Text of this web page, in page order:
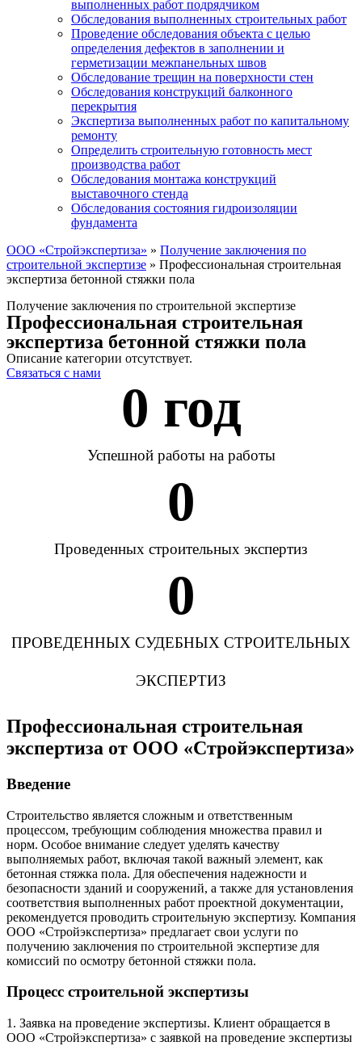
выполненных работ подрядчиком
Обследования выполненных строительных работ
Проведение обследования объекта с целью
определения дефектов в заполнении и
герметизации межпанельных швов
Обследование трещин на поверхности стен
Обследования конструкций балконного
перекрытия
Экспертиза выполненных работ по капитальному
ремонту
Определить строительную готовность мест
производства работ
Обследования монтажа конструкций
выставочного стенда
Обследования состояния гидроизоляции
фундамента
ООО «Стройэкспертиза» » Получение заключения по
строительной экспертизе » Профессиональная строительная
экспертиза бетонной стяжки пола
Получение заключения по строительной экспертизе
Профессиональная строительная
экспертиза бетонной стяжки пола
Описание категории отсутствует.
Связаться с нами
0 год
Успешной работы на работы
0
Проведенных строительных экспертиз
0
ПРОВЕДЕННЫХ СУДЕБНЫХ СТРОИТЕЛЬНЫХ
ЭКСПЕРТИЗ
Профессиональная строительная
экспертиза от ООО «Стройэкспертиза»
Введение
Строительство является сложным и ответственным
процессом, требующим соблюдения множества правил и
норм. Особое внимание следует уделять качеству
выполняемых работ, включая такой важный элемент, как
бетонная стяжка пола. Для обеспечения надежности и
безопасности зданий и сооружений, а также для установления
соответствия выполненных работ проектной документации,
рекомендуется проводить строительную экспертизу. Компания
ООО «Стройэкспертиза» предлагает свои услуги по
получению заключения по строительной экспертизе для
комиссий по осмотру бетонной стяжки пола.
Процесс строительной экспертизы
1. Заявка на проведение экспертизы. Клиент обращается в
ООО «Стройэкспертиза» с заявкой на проведение экспертизы